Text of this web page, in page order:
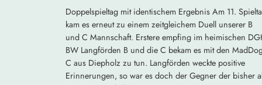
Doppelspieltag mit identischem Ergebnis Am 11.
kam es erneut zu einem zeitgleichem Duell unserer B
und C Mannschaft. Erstere empfing im heimischen
BW Langförden B und die C bekam es mit den
C aus Diepholz zu tun. Langförden weckte positive
Erinnerungen, so war es doch der Gegner der bisher